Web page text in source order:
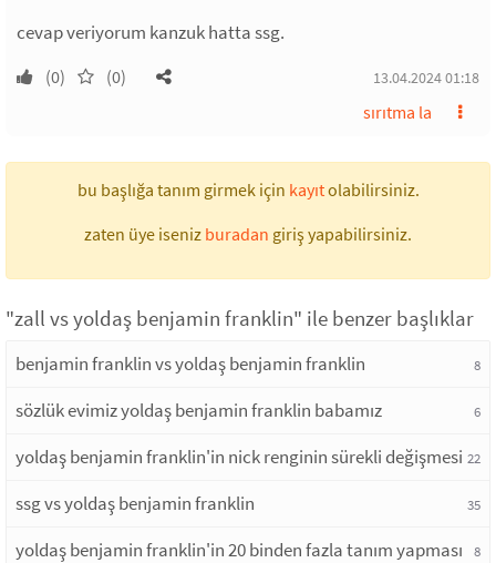
cevap veriyorum kanzuk hatta ssg.
(0) (0) 13.04.2024 01:18
sırıtma la
bu başlığa tanım girmek için kayıtolabilirsiniz.
zaten üye iseniz buradan giriş yapabilirsiniz.
"zall vs yoldaş benjamin franklin" ile benzer başlıklar
benjamin franklin vs yoldaş benjamin franklin 8
sözlük evimiz yoldaş benjamin franklin babamız 6
yoldaş benjamin franklin'in nick renginin sürekli değişmesi 22
ssg vs yoldaş benjamin franklin 35
yoldaş benjamin franklin'in 20 binden fazla tanım yapması 8